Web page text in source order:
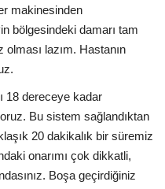
makinesinden
bölgesindeki damarı tam
lazım. Hastanın
18 dereceye kadar
Bu sistem sağlandıktan
20 dakikalık bir süremiz
onarımı çok dikkatli,
Boşa geçirdiğiniz